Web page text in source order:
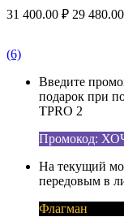
31 400.00 ₽ 29 480.00
(6)
Введите
подарок при
TPRO 2
Промокод:
На текущий
передовым в
Флагман